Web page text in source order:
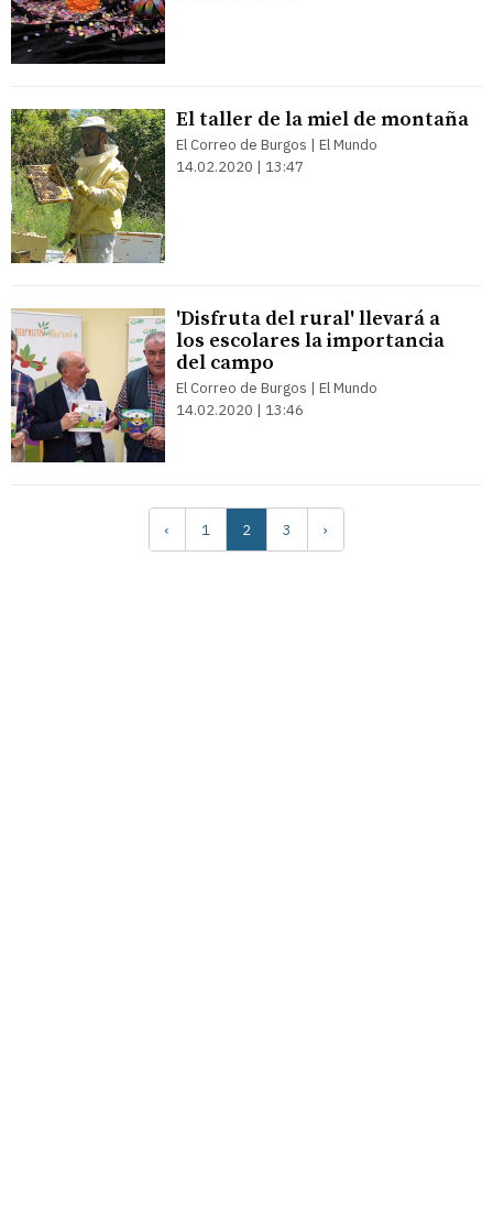
El taller de la miel de montaña
El Correo de Burgos | El Mundo
14.02.2020 | 13:47
'Disfruta del rural' llevará a
los escolares la importancia
del campo
El Correo de Burgos | El Mundo
14.02.2020 | 13:46
‹ 1 2 3 ›